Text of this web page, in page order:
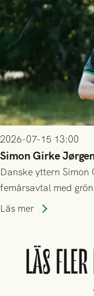
2026-07-15 13:00
Simon Girke
Danske yttern
femårsavtal med
spel i färöiska Skála
Läs mer
LÄS